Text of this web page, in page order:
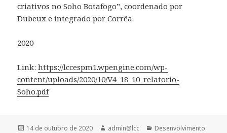
criativos no Soho Botafogo”, coordenado por
Dubeux e integrado por Corrêa.
2020
Link:https://lccespm1.wpengine.com/wp-
content/uploads/2020/10/V4_18_10_relatorio-
Soho.pdf
Publicado
14 de outubro de 2020 Autor
admin@lcc Categorias
Desenvolvimento